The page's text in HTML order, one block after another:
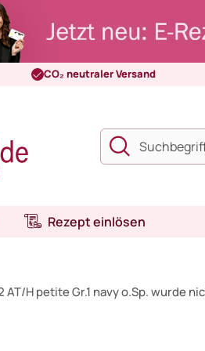
CO₂ neutraler Versand
Rezept einlösen
AT/H petite Gr.1 navy o.Sp. wurde